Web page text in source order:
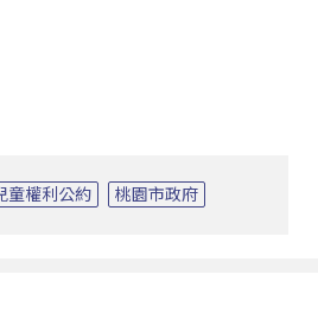
童權利公約 桃園市政府